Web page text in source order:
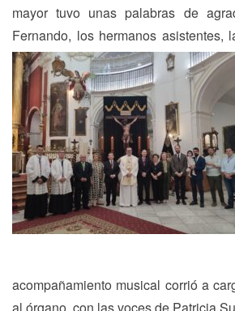
mayor tuvo unas palabras de
Fernando, los hermanos asistentes,
acompañamiento musical corrió a
al órgano, con las voces de Patricia